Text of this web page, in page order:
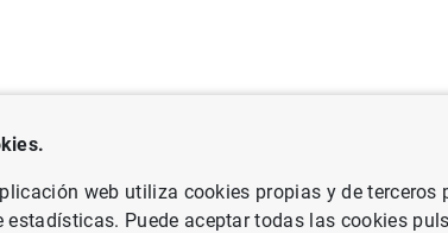
de actuación
del Banco de España Notas de prensa del Banco de
web utiliza cookies propias y de
estadísticas. Puede aceptar todas las cookies